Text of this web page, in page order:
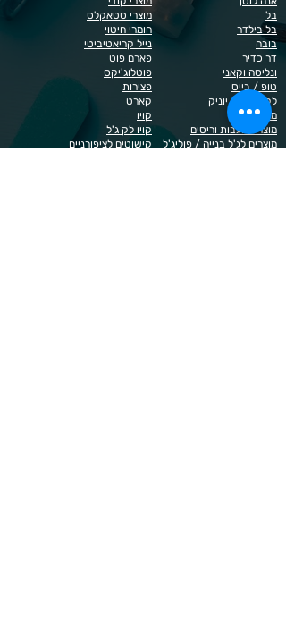
מוצרי סטאקלס
חומרי חיטוי
נייל קריאטיביטי
פארם פוט
פוטלוג'יקס
פצירות
קארט
קויו
קויו לק ג'ל
קישוטים לציפורניים
בל
בל בילדר
בובה
דר כדיר
ונליסה וקאני
טופ / בייס
לק רגיל לה יוניק
מבצעים
מוצרים לגבות וריסים
מוצרים לג'ל בנייה / פוליג'ל